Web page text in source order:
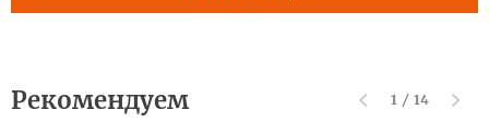
Рекомендуем 1 / 14